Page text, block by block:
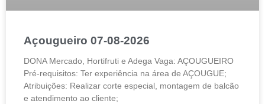
Açougueiro 07-08-2026
DONA Mercado, Hortifruti e Adega Vaga: AÇOUGUEIRO
Pré-requisitos: Ter experiência na área de AÇOUGUE;
Atribuições: Realizar corte especial, montagem de balcão
e atendimento ao cliente;